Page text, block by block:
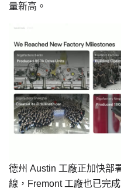
量新高。
德州 Austin 工廠正加快部
線，Fremont 工廠也已完